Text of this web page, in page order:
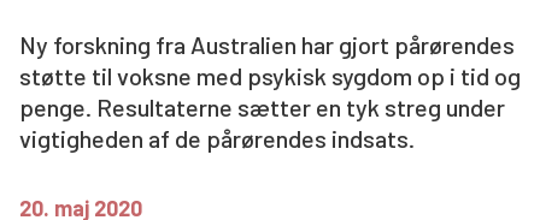
Søg
Ny forskning fra Australien har gjort pårørendes
støtte til voksne med psykisk sygdom op i tid og
penge. Resultaterne sætter en tyk streg under
vigtigheden af de pårørendes indsats.
20. maj 2020